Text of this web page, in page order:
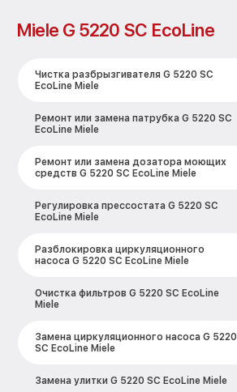
Miele G 5220 SC EcoLine
Чистка разбрызгивателя G 5220 SC
EcoLine Miele
Ремонт или замена патрубка G 5220 SC
EcoLine Miele
Ремонт или замена дозатора моющих
средств G 5220 SC EcoLine Miele
Регулировка прессостата G 5220 SC
EcoLine Miele
Разблокировка циркуляционного
насоса G 5220 SC EcoLine Miele
Очистка фильтров G 5220 SC EcoLine
Miele
Замена циркуляционного насоса G 5220
SC EcoLine Miele
Замена улитки G 5220 SC EcoLine Miele